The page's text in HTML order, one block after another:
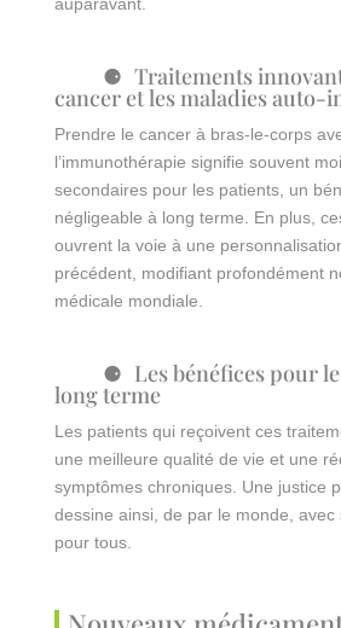
Traitements
cancer et les maladies auto-
Prendre le cancer à bras-le-corps
l’immunothérapie signifie souvent
secondaires pour les patients, un
négligeable à long terme. En plus,
ouvrent la voie à une
précédent, modifiant profondément
médicale mondiale.
Les bénéfices pour
long terme
Les patients qui reçoivent ces
une meilleure qualité de vie et une
symptômes chroniques. Une justice
dessine ainsi, de par le monde, avec
pour tous.